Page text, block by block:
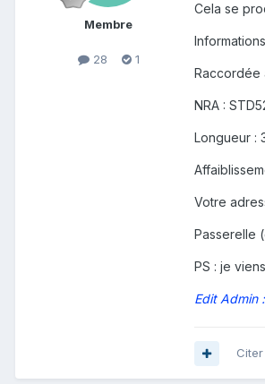
Membre
28 1
Cela se
Raccordée
NRA :
Longueur :
Votre
Passerelle
PS : je
Edit Admin
Citer